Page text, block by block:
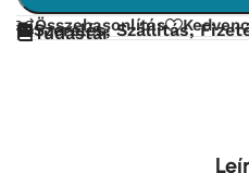
Összehasonlítás
Szerelés, Szállítás,
Tudástár